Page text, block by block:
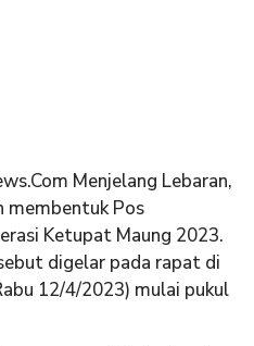
Menjelang Lebaran,
membentuk Pos
Ketupat Maung 2023.
digelar pada rapat di
12/4/2023) mulai pukul